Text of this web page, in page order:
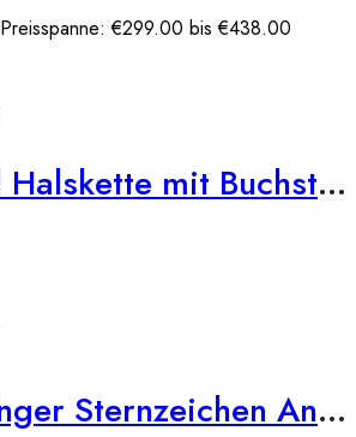
Preisspanne: €299.00 bis €438.00
585er Gold Halskette mit Buchstaben Anhänger
Kettenanhänger Sternzeichen Anhänger 585 Gold Tierkreiszeichen Horoskop 14 Karat